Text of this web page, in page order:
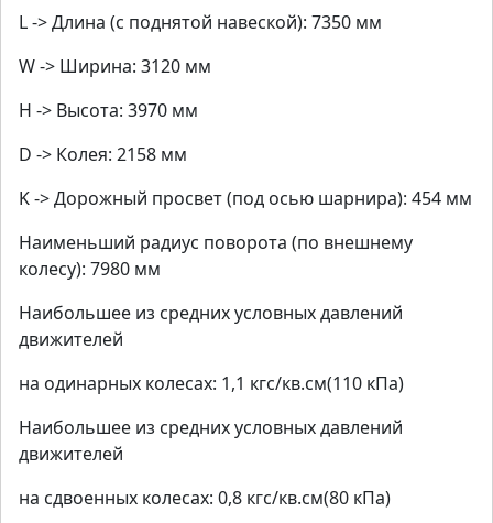
L -> Длина (с поднятой навеской): 7350 мм
W -> Ширина: 3120 мм
H -> Высота: 3970 мм
D -> Колея: 2158 мм
K -> Дорожный просвет (под осью шарнира): 454 мм
Наименьший радиус поворота (по внешнему
колесу): 7980 мм
Наибольшее из средних условных давлений
движителей
на одинарных колесах: 1,1 кгс/кв.см(110 кПа)
Наибольшее из средних условных давлений
движителей
на сдвоенных колесах: 0,8 кгс/кв.см(80 кПа)